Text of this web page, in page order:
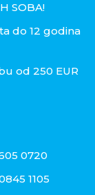
SOBA!
do 12 godina
od 250 EUR
0720
1105